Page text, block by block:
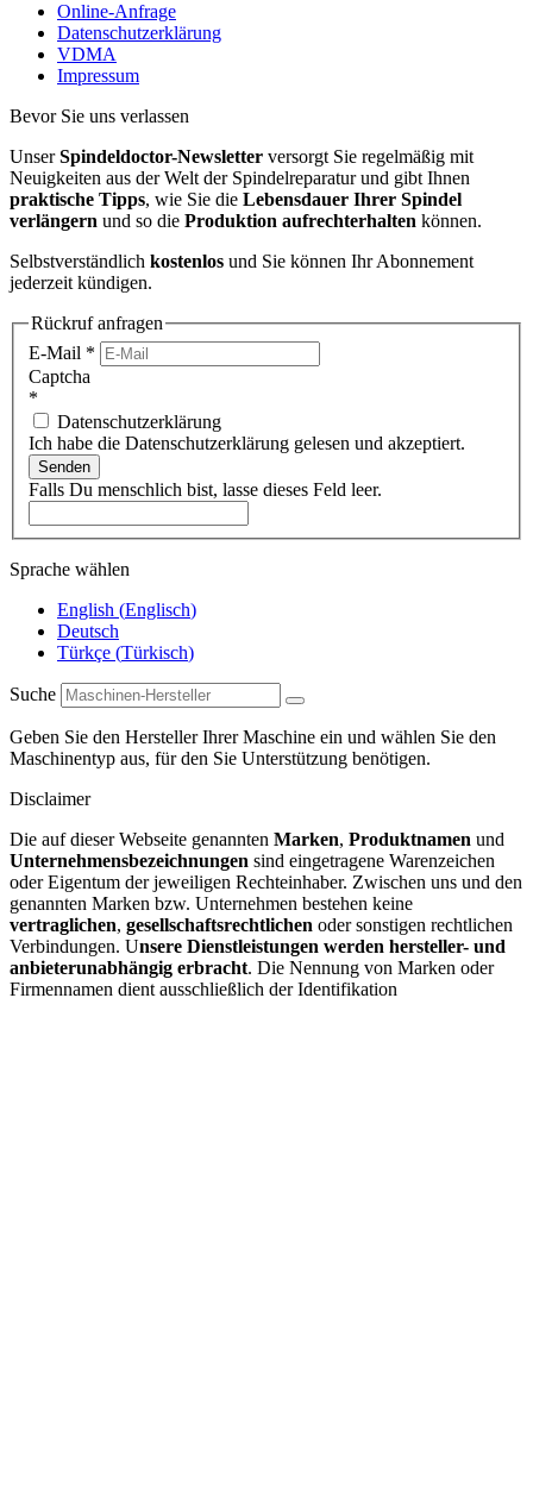
Online-Anfrage
Datenschutzerklärung
VDMA
Impressum
Bevor Sie uns verlassen
UnserSpindeldoctor-Newsletter versorgt Sie regelmäßig mit
Neuigkeiten aus der Welt der Spindelreparatur und gibt Ihnen
praktische Tipps, wie Sie die Lebensdauer Ihrer Spindel
verlängern und so die Produktion aufrechterhalten können.
Selbstverständlich kostenlos und Sie können Ihr Abonnement
jederzeit kündigen.
Rückruf anfragen
E-Mail *
Captcha
*
Datenschutzerklärung
Ich habe die Datenschutzerklärung gelesen und akzeptiert.
Senden
Falls Du menschlich bist, lasse dieses Feld leer.
Sprache wählen
English (Englisch)
Deutsch
Türkçe (Türkisch)
Suche
Geben Sie den Hersteller Ihrer Maschine ein und wählen Sie den
Maschinentyp aus, für den Sie Unterstützung benötigen.
Disclaimer
Die auf dieser Webseite genannten Marken, Produktnamen und
Unternehmensbezeichnungen sind eingetragene Warenzeichen
oder Eigentum der jeweiligen Rechteinhaber. Zwischen uns und den
genannten Marken bzw. Unternehmen bestehen keine
vertraglichen, gesellschaftsrechtlichen oder sonstigen rechtlichen
Verbindungen. Unsere Dienstleistungen werden hersteller- und
anbieterunabhängig erbracht. Die Nennung von Marken oder
Firmennamen dient ausschließlich der Identifikation